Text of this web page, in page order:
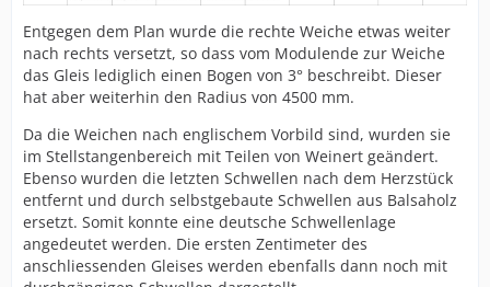
Entgegen dem Plan wurde die rechte Weiche etwas weiter
nach rechts versetzt, so dass vom Modulende zur Weiche
das Gleis lediglich einen Bogen von 3° beschreibt. Dieser
hat aber weiterhin den Radius von 4500 mm.
Da die Weichen nach englischem Vorbild sind, wurden sie
im Stellstangenbereich mit Teilen von Weinert geändert.
Ebenso wurden die letzten Schwellen nach dem Herzstück
entfernt und durch selbstgebaute Schwellen aus Balsaholz
ersetzt. Somit konnte eine deutsche Schwellenlage
angedeutet werden. Die ersten Zentimeter des
anschliessenden Gleises werden ebenfalls dann noch mit